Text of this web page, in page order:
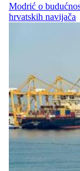
Modrić o
hrvatskih navijača